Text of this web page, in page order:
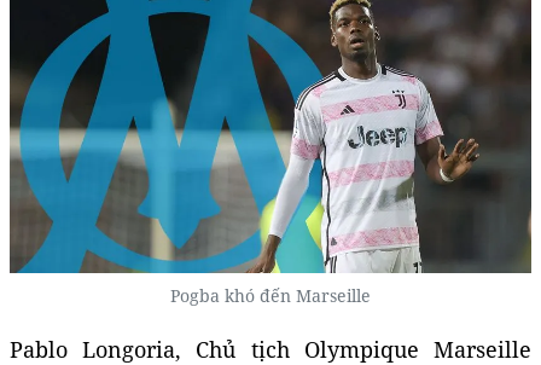
Pogba khó đến Marseille
Pablo Longoria, Chủ tịch Olympique Marseille